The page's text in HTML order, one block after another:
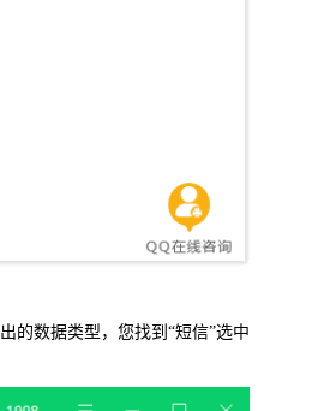
数据类型，您找到“短信”选中